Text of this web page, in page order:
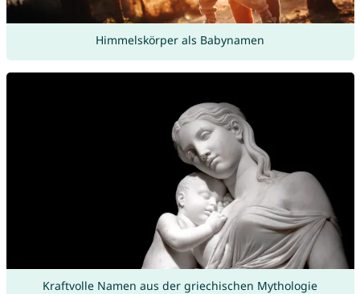
Himmelskörper als Babynamen
Kraftvolle Namen aus der griechischen Mythologie